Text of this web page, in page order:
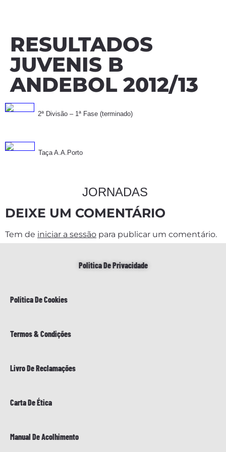
RESULTADOS
JUVENIS B
ANDEBOL 2012/13
2ª Divisão – 1ª Fase (terminado)
Taça A.A.Porto
JORNADAS
DEIXE UM COMENTÁRIO
Tem de iniciar a sessão para publicar um comentário.
Politica De Privacidade
Politica De Cookies
Termos & Condições
Livro De Reclamações
Carta De Ética
Manual De Acolhimento